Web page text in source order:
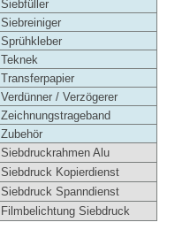
Siebfüller
Siebreiniger
Sprühkleber
Teknek
Transferpapier
Verdünner / Verzögerer
Zeichnungstrageband
Zubehör
Siebdruckrahmen Alu
Siebdruck Kopierdienst
Siebdruck Spanndienst
Filmbelichtung Siebdruck